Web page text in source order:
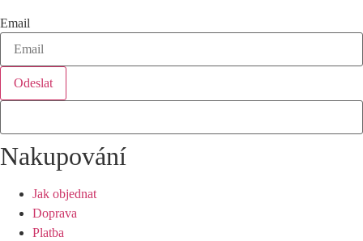
Email
Odeslat
Nakupování
Jak objednat
Doprava
Platba